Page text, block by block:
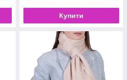
Купити